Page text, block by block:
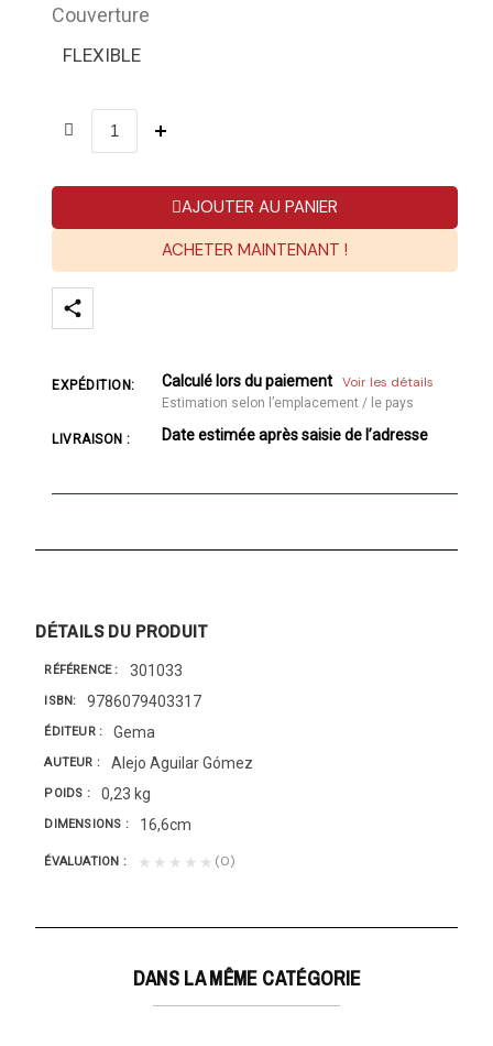
Couverture
FLEXIBLE
AJOUTER AU PANIER
ACHETER MAINTENANT !
EXPÉDITION: Calculé lors du paiement Voir les détails
Estimation selon l’emplacement / le pays
LIVRAISON : Date estimée après saisie de l’adresse
DÉTAILS DU PRODUIT
RÉFÉRENCE 301033
ISBN 9786079403317
ÉDITEUR Gema
AUTEUR Alejo Aguilar Gómez
POIDS 0,23 kg
DIMENSIONS 16,6cm
ÉVALUATION ★★★★★ (0)
DANS LA MÊME CATÉGORIE